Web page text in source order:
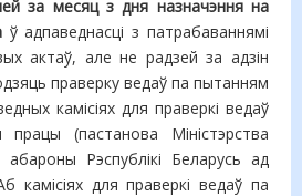
за месяц з дня назначэння на
ў адпаведнасці з патрабаваннямі
актаў, але не радзей за адзін
праверку ведаў па пытанням
камісіях для праверкі ведаў
(пастанова Міністэрства
Рэспублікі Беларусь ад
для праверкі ведаў па